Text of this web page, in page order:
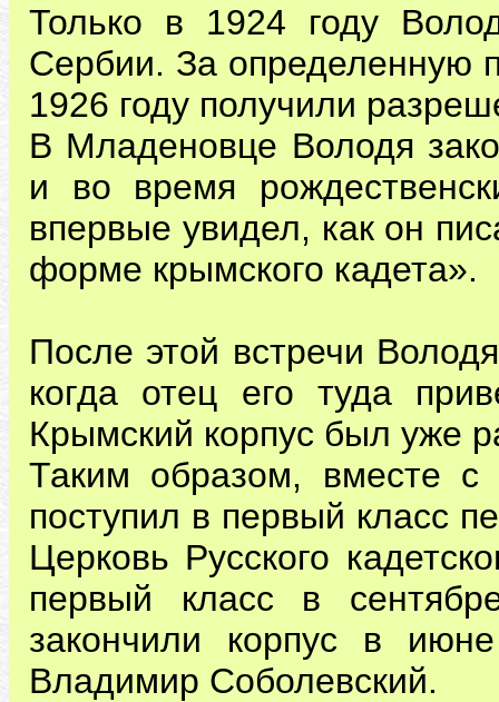
Только в 1924 году
Сербии. За определенную
1926 году получили
В Младеновце Володя
и во время
впервые увидел, как он
форме крымского кадета».
После этой встречи
когда отец его туда
Крымский корпус был уже
Таким образом, вместе
поступил в первый класс
Церковь Русского
первый класс в
закончили корпус в
Владимир Соболевский.